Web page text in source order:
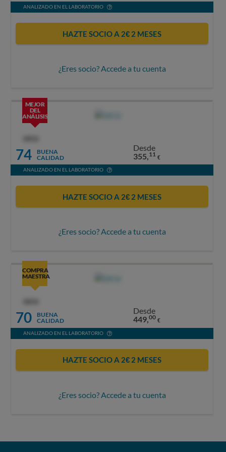
ANALIZADO EN EL LABORATORIO
HAZTE SOCIO A 2€ 2 MESES
¿Eres socio? Accede a tu cuenta
MEJOR
DEL
ANÁLISIS
74
BUENA
CALIDAD
Desde
355,11 €
ANALIZADO EN EL LABORATORIO
HAZTE SOCIO A 2€ 2 MESES
¿Eres socio? Accede a tu cuenta
COMPRA
MAESTRA
70
BUENA
CALIDAD
Desde
449,00 €
ANALIZADO EN EL LABORATORIO
HAZTE SOCIO A 2€ 2 MESES
¿Eres socio? Accede a tu cuenta